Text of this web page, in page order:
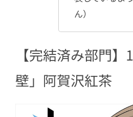
ん）
【完結済み部門
壁」阿賀沢紅茶